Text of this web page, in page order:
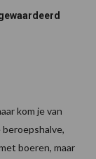
kom je van
boeren, maar